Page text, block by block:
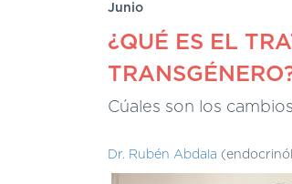
Junio
¿QUÉ ES EL
Cúales son los
Dr. Rubén Abdala